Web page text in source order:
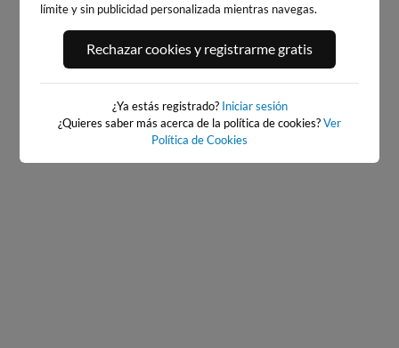
PORT ANDRATX
136km · Andratx
PLAYA EL MASNOU
0.0 m CHOPI
límite y sin publicidad personalizada mientras navegas.
Rechazar cookies y registrarme gratis
¿Ya estás registrado? Iniciar sesión
¿Quieres saber más acerca de la política de cookies?Ver
Política de Cookies